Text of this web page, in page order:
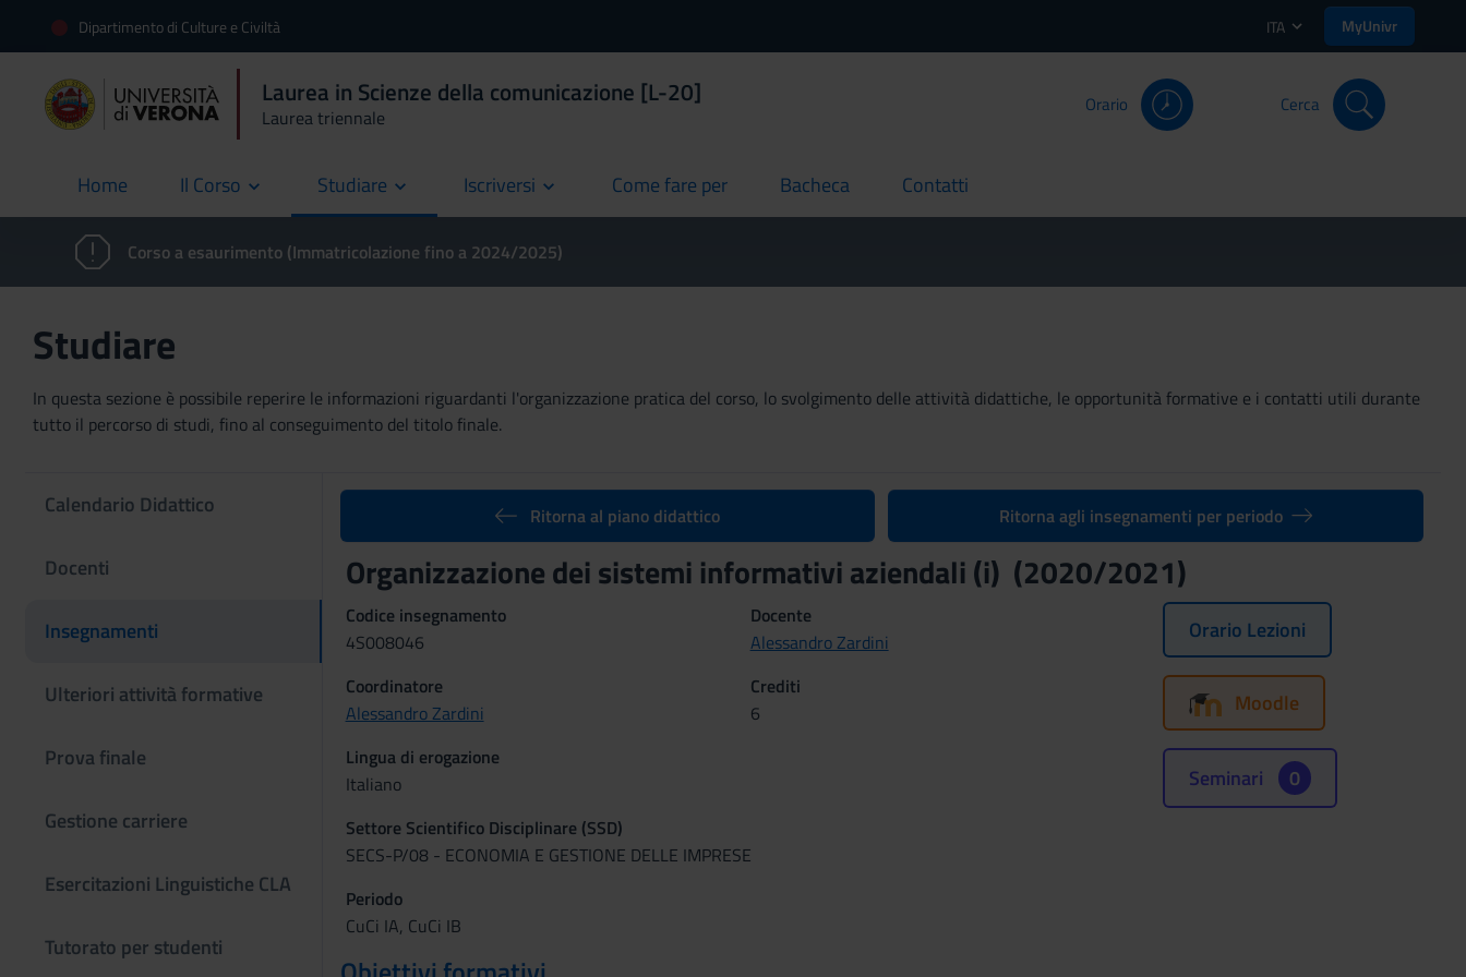
Dipartimento di Culture e Civiltà ITA MyUnivr
Laurea in Scienze della comunicazione [L-20]
Laurea triennale
Orario Cerca
Home
current Il Corso Studiare Iscriversi Come fare per
current Bacheca
current Contatti
current
Corso a esaurimento (Immatricolazione fino a 2024/2025)
Studiare
In questa sezione è possibile reperire le informazioni riguardanti l'organizzazione pratica del corso, lo svolgimento delle attività didattiche, le opportunità formative e i contatti utili durante
tutto il percorso di studi, fino al conseguimento del titolo finale.
Calendario Didattico
Docenti
Insegnamenti
Ulteriori attività formative
Prova finale
Gestione carriere
Esercitazioni Linguistiche CLA
Tutorato per studenti
Ritorna al piano didattico Ritorna agli insegnamenti per periodo
Organizzazione dei sistemi informativi aziendali (i) (2020/2021)
Codice insegnamento
4S008046
Docente
Alessandro Zardini
Coordinatore
Alessandro Zardini
Crediti
6
Lingua di erogazione
Italiano
Settore Scientifico Disciplinare (SSD)
SECS-P/08 - ECONOMIA E GESTIONE DELLE IMPRESE
Periodo
CuCi IA, CuCi IB
Orario Lezioni
Moodle
Seminari 0